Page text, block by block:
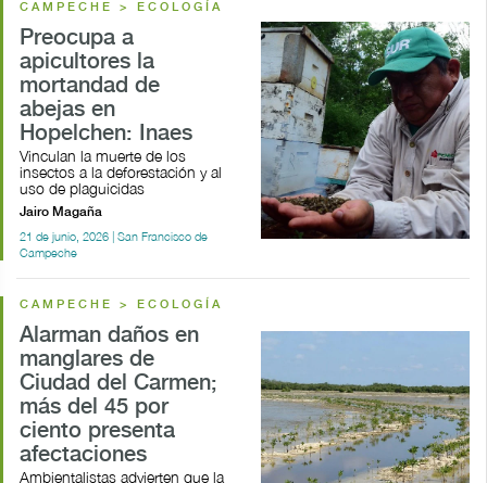
CAMPECHE > ECOLOGÍA
Preocupa a
apicultores la
mortandad de
abejas en
Hopelchen: Inaes
Vinculan la muerte de los
insectos a la deforestación y al
uso de plaguicidas
Jairo Magaña
21 de junio, 2026 | San Francisco de
Campeche
CAMPECHE > ECOLOGÍA
Alarman daños en
manglares de
Ciudad del Carmen;
más del 45 por
ciento presenta
afectaciones
Ambientalistas advierten que la